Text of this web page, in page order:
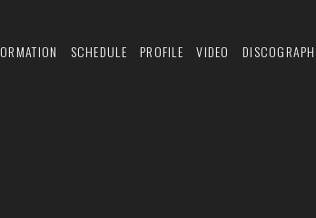
SCHEDULE PROFILE VIDEO